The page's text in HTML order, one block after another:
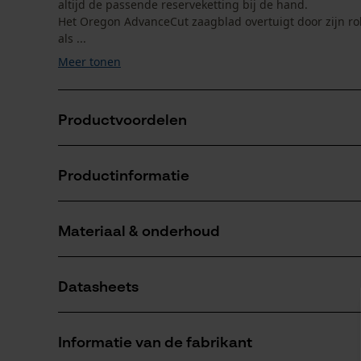
altijd de passende reserveketting bij de hand.
Het Oregon AdvanceCut zaagblad overtuigt door zijn
als ...
Meer tonen
Productvoordelen
Met praktische afsluiting waardoor het smeermiddel
Hogere levensduur en langer goede zaagprestaties
Productinformatie
Productdetails
zagen
Aantal delen
Materiaal & onderhoud
Materiaal
staal
Datasheets
Informatie van de fabrikant